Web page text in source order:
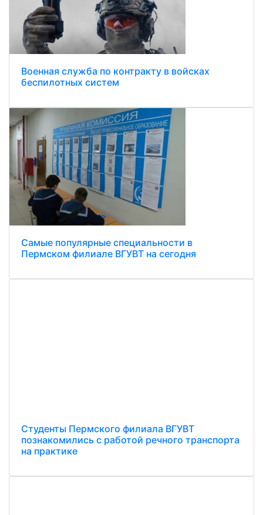
Военная служба по контракту в войсках
беспилотных систем
Самые популярные специальности в
Пермском филиале ВГУВТ на сегодня
Студенты Пермского филиала ВГУВТ
познакомились с работой речного транспорта
на практике